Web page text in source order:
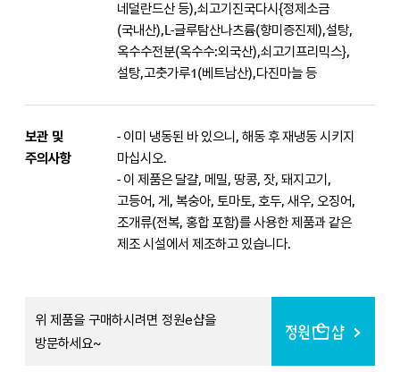
네덜란드산 등),쇠고기진국다시{정제소금
(국내산),L-글루탐산나츠륨(향미증진제),설탕,
옥수수전분(옥수수:외국산),쇠고기프리믹스},
설탕,고춧가루1(베트남산),다진마늘 등
보관 및
주의사항
- 이미 냉동된 바 있으니, 해동 후 재냉동 시키지
마십시오.
- 이 제품은 달걀, 메밀, 땅콩, 잣, 돼지고기,
고등어, 게, 복숭아, 토마토, 호두, 새우, 오징어,
조개류(전복, 홍합 포함)를 사용한 제품과 같은
제조 시설에서 제조하고 있습니다.
위 제품을 구매하시려면 정원e샵을
방문하세요~